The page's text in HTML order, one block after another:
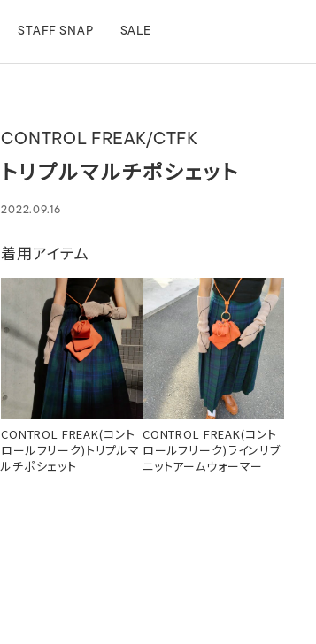
STAFF SNAP SALE
CONTROL FREAK/CTFK
トリプルマルチポシェット
2022.09.16
着用アイテム
CONTROL FREAK(コント
ロールフリーク)トリプルマ
ルチポシェット
CONTROL FREAK(コント
ロールフリーク)ラインリブ
ニットアームウォーマー